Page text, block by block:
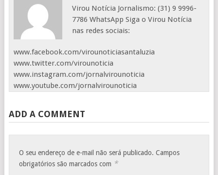
Virou Notícia Jornalismo: (31) 9 9996-
7786 WhatsApp Siga o Virou Notícia
nas redes sociais:
www.facebook.com/virounoticiasantaluzia
www.twitter.com/virounoticia
www.instagram.com/jornalvirounoticia
www.youtube.com/jornalvirounoticia
ADD A COMMENT
O seu endereço de e-mail não será publicado. Campos
obrigatórios são marcados com *